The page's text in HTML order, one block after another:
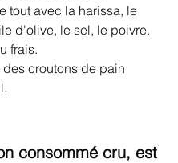
tout avec la harissa, le
d'olive, le sel, le poivre.
frais.
des croutons de pain
consommé cru, est